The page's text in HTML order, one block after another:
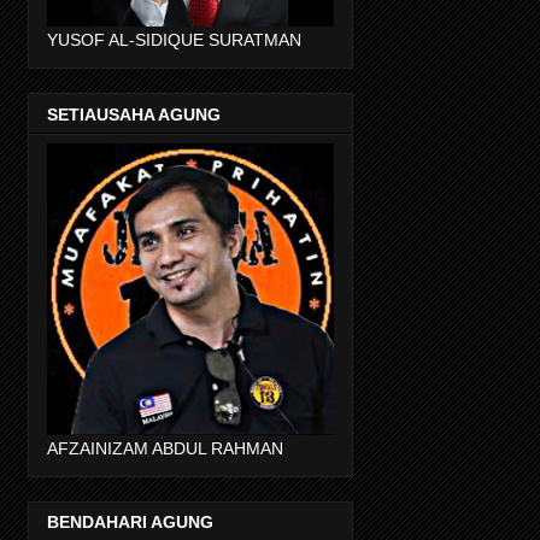
YUSOF AL-SIDIQUE SURATMAN
SETIAUSAHA AGUNG
AFZAINIZAM ABDUL RAHMAN
BENDAHARI AGUNG